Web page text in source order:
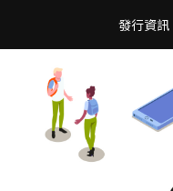
主
發行資訊